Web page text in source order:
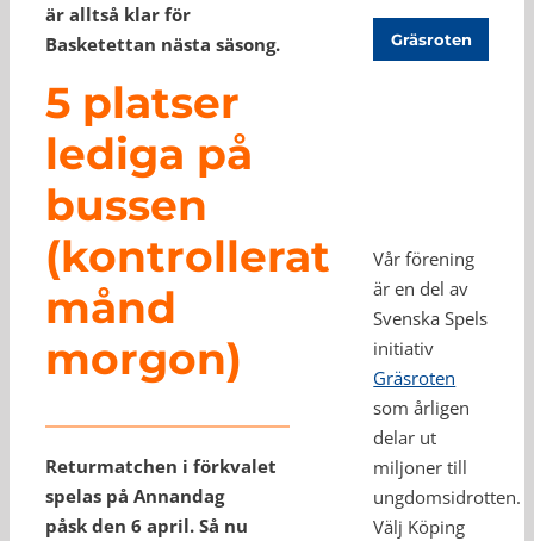
är alltså klar för
Basketettan nästa säsong.
5 platser
lediga på
bussen
(kontrollerat
månd
morgon)
Returmatchen i förkvalet
spelas på Annandag
påsk den 6 april. Så nu
Gräsroten
Vår förening
är en del av
Svenska Spels
initiativ
Gräsroten
som årligen
delar ut
miljoner till
ungdomsidrotten.
Välj Köping